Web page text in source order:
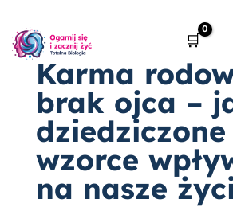
treści
Karma
brak ojca –
dziedziczone
wzorce
na nasze